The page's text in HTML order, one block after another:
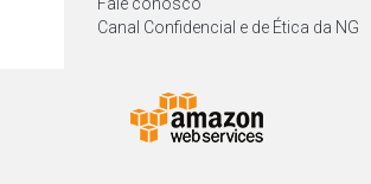
Canal Confidencial e de Ética da NG